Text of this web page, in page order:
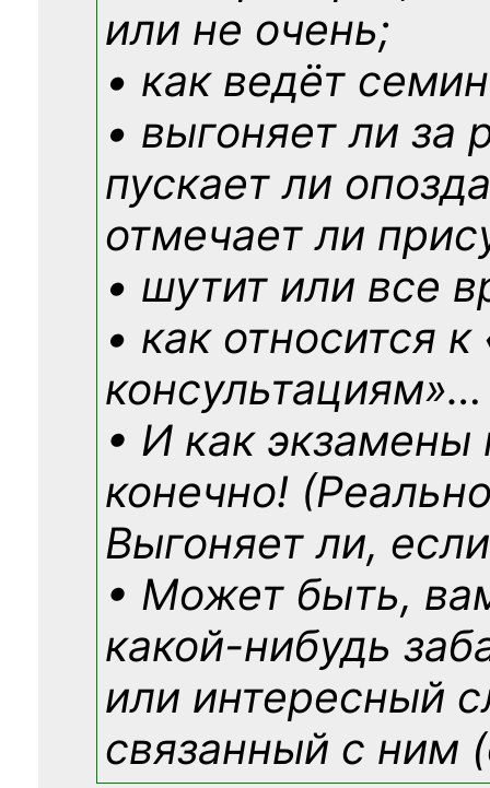
или не очень;
• как ведёт
• выгоняет ли за
пускает ли
отмечает ли
• шутит или все
• как относится
консультациям»…
• И как экзамены
конечно!
Выгоняет ли,
• Может быть,
какой-нибудь
или интересный
связанный с ним